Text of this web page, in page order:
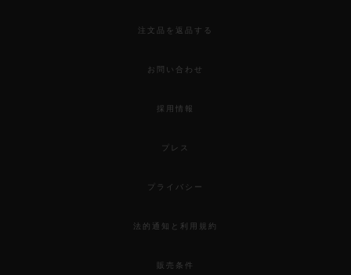
注文品を返品する
お問い合わせ
採用情報
プレス
プライバシー
法的通知と利用規約
販売条件